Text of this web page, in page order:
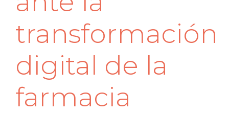
transformación
digital de la
farmacia